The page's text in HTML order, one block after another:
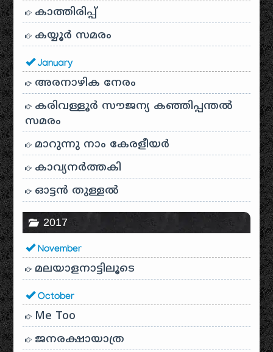
കാത്തിരിപ്പ്
കയ്യൂർ സമരം
January
അരനാഴിക നേരം
കരിവള്ളൂർ സൗജന്യ കഞ്ഞിപ്പന്തൽ
സമരം
മാറുന്നു നാം കേരളീയർ
കാവ്യനര്‍ത്തകി
ഓട്ടൻ തുള്ളൽ
2017
November
മലയാളനാട്ടിലൂടെ
October
Me Too
ജനരക്ഷായാത്ര